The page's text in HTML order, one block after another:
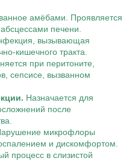
амёбами. Проявляется
печени.
вызывающая
кишечного тракта.
при перитоните,
сепсисе, вызванном
Назначается для
после
микрофлоры
и дискомфортом.
процесс в слизистой